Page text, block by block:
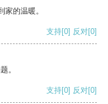
的温暖。
支持[0] 反对[0]
。
支持[0] 反对[0]